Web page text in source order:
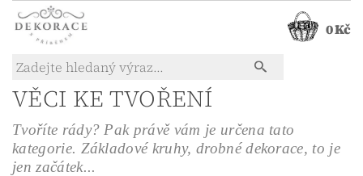
0 Kč
VĚCI KE TVOŘENÍ
Tvoříte rády? Pak právě vám je určena tato
kategorie. Základové kruhy, drobné dekorace, to je
jen začátek...